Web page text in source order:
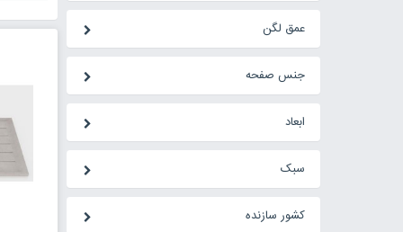
عمق لگن
جنس صفحه
ابعاد
سبک
کشور سازنده